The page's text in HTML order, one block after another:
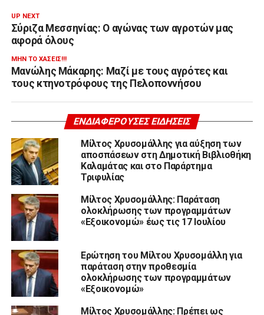
UP NEXT
Σύριζα Μεσσηνίας: Ο αγώνας των αγροτών μας
αφορά όλους
ΜΗΝ ΤΟ ΧΆΣΕΙΣ!!!
Μανώλης Μάκαρης: Μαζί με τους αγρότες και
τους κτηνοτρόφους της Πελοποννήσου
ΕΝΔΙΑΦΈΡΟΥΣΕΣ ΕΙΔΉΣΕΙΣ
Μίλτος Χρυσομάλλης για αύξηση των
αποσπάσεων στη Δημοτική Βιβλιοθήκη
Καλαμάτας και στο Παράρτημα
Τριφυλίας
Μίλτος Χρυσομάλλης: Παράταση
ολοκλήρωσης των προγραμμάτων
«Εξοικονομώ» έως τις 17 Ιουλίου
Ερώτηση του Μίλτου Χρυσομάλλη για
παράταση στην προθεσμία
ολοκλήρωσης των προγραμμάτων
«Εξοικονομώ»
Μίλτος Χρυσομάλλης: Πρέπει ως